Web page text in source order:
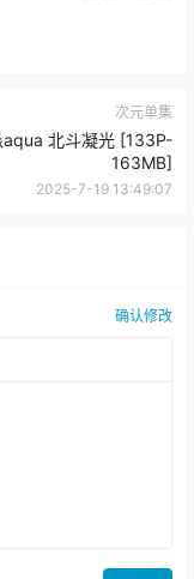
次元单集
aqua 北斗凝光 [133P-
163MB]
2025-7-19 13:49:07
确认修改